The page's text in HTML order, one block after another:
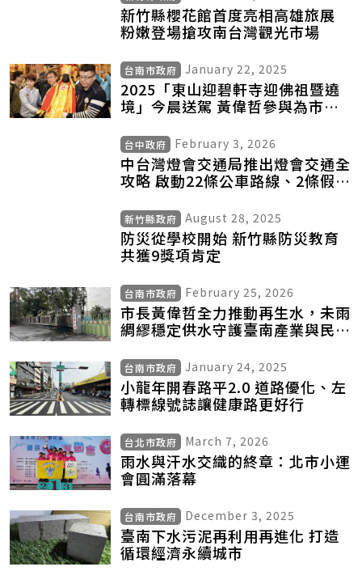
新竹縣櫻花館首度亮相高雄旅展
粉嫩登場搶攻南台灣觀光市場
台南市政府 January 22, 2025
2025「東山迎碧軒寺迎佛祖暨遶
境」今晨送駕 黃偉哲參與為市民
台中政府 February 3, 2026
中台灣燈會交通局推出燈會交通全
攻略 啟動22條公車路線、2條假日
新竹縣政府 August 28, 2025
防災從學校開始 新竹縣防災教育
共獲9獎項肯定
台南市政府 February 25, 2026
市長黃偉哲全力推動再生水，未雨
綢繆穩定供水守護臺南產業與民生
台南市政府 January 24, 2025
小龍年開春路平2.0 道路優化、左
轉標線號誌讓健康路更好行
台北市政府 March 7, 2026
雨水與汗水交織的終章：北市小運
會圓滿落幕
台南市政府 December 3, 2025
臺南下水污泥再利用再進化 打造
循環經濟永續城市